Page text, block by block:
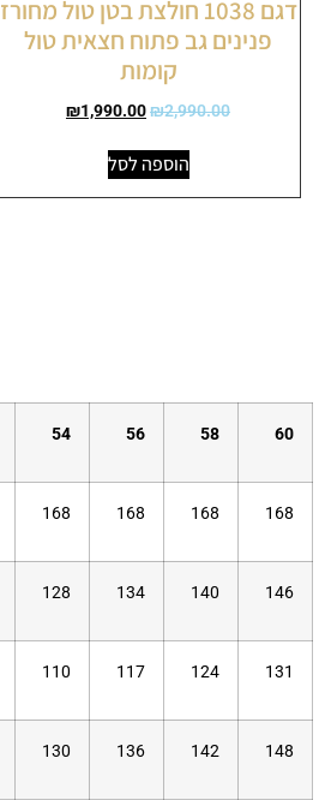
דגם 1038 חולצת בטן טול מחורז
פנינים גב פתוח חצאית טול
קומות
₪2,990.00
₪1,990.00
הוספה לסל
60
58
56
54
168
168
168
168
146
140
134
128
131
124
117
110
148
142
136
130